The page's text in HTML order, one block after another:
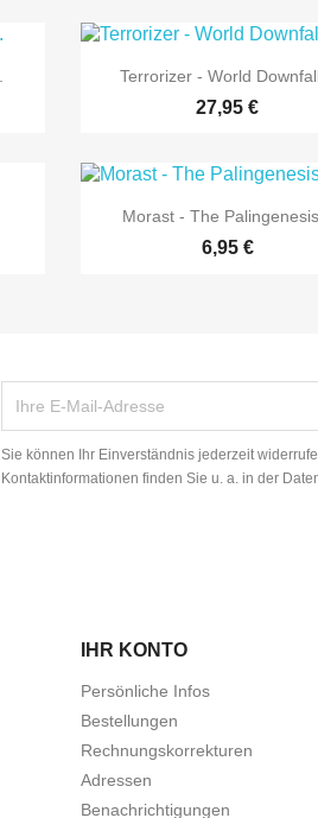
 Vorschau
Terrorizer - World
27,95 €
 Vorschau
Morast - The
6,95 €
Sie können Ihr Einverständnis jederzeit
Kontaktinformationen finden Sie u. a. in der
IHR KONTO
Persönliche Infos
Bestellungen
Rechnungskorrekturen
Adressen
Benachrichtigungen